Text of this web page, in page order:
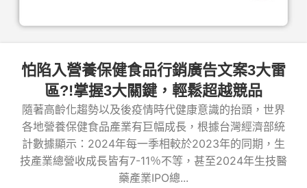
怕陷入營養保健食品行銷廣告文案3大雷
區?!掌握3大關鍵，輕鬆超越競品
隨著高齡化趨勢以及後疫情時代健康意識的抬頭，世界
各地營養保健食品產業有巨幅成長，根據台灣經濟部統
計數據顯示：2024年每一季相較於2023年的同期，生
技產業總營收成長皆有7-11％不等，甚至2024年生技醫
藥產業IPO總...